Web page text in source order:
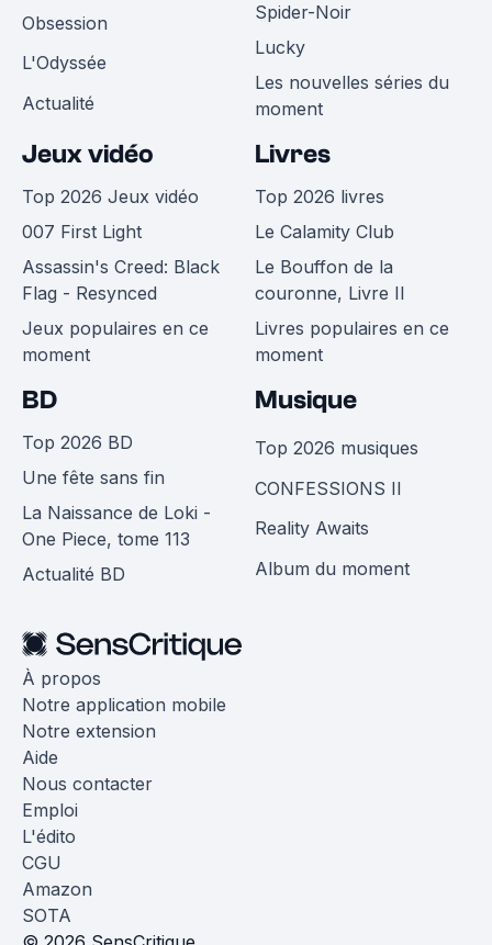
Obsession
L'Odyssée
Actualité
Spider-Noir
Lucky
Les nouvelles séries du
moment
Jeux vidéo
Top 2026 Jeux vidéo
007 First Light
Assassin's Creed: Black
Flag - Resynced
Jeux populaires en ce
moment
Livres
Top 2026 livres
Le Calamity Club
Le Bouffon de la
couronne, Livre II
Livres populaires en ce
moment
BD
Top 2026 BD
Une fête sans fin
La Naissance de Loki -
One Piece, tome 113
Actualité BD
Musique
Top 2026 musiques
CONFESSIONS II
Reality Awaits
Album du moment
À propos
Notre application mobile
Notre extension
Aide
Nous contacter
Emploi
L'édito
CGU
Amazon
SOTA